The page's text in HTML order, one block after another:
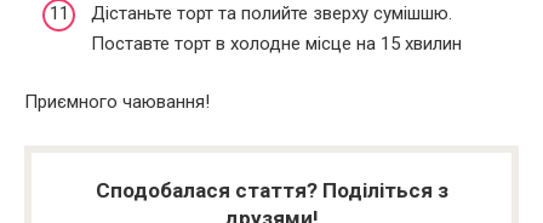
Дістаньте торт та полийте зверху сумішшю.
Поставте торт в холодне місце на 15 хвилин
Приємного чаювання!
Сподобалася стаття? Поділіться з
друзями!